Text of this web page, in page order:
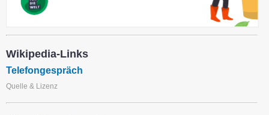
Wikipedia-Links
Telefongespräch
Quelle & Lizenz